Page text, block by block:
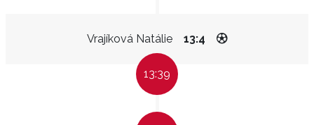
Vrajíková Natálie 13:4
13:39